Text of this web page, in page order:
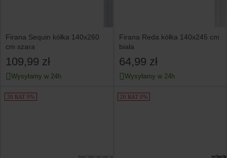
Firana Sequin kółka 140x260
cm szara
109,99 zł
Wysyłamy w 24h
Firana Reda kółka 140x245 cm
biała
64,99 zł
Wysyłamy w 24h
20 RAT 0% 20 RAT 0%